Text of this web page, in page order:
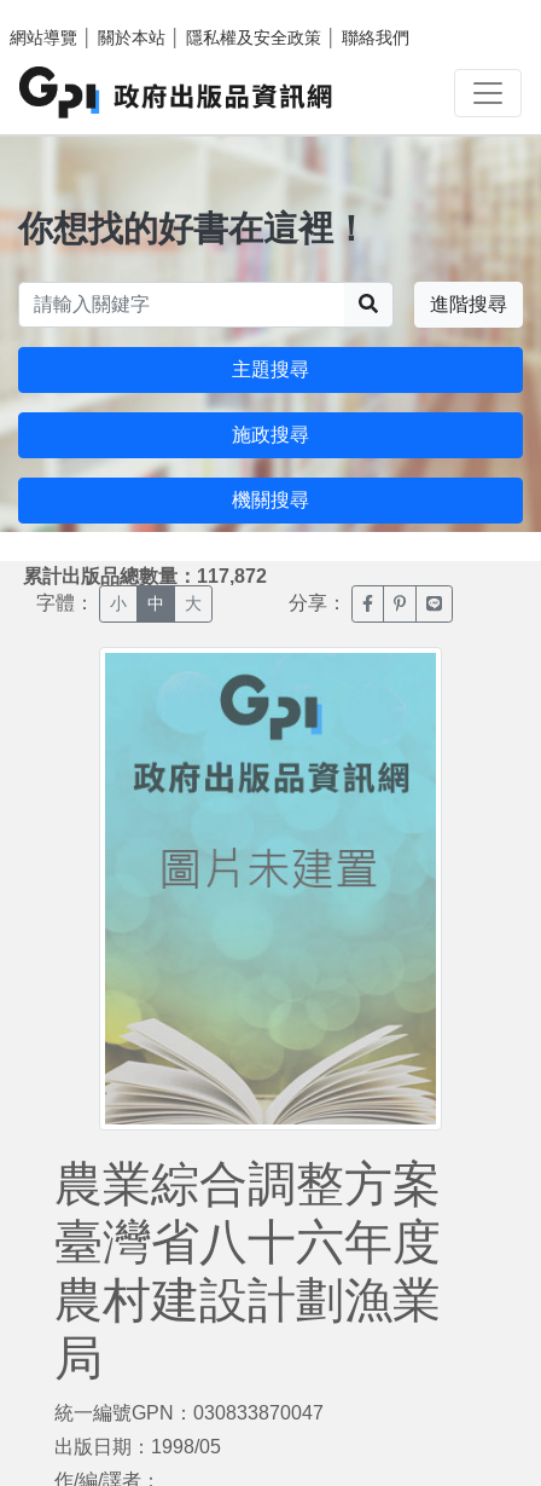
網站導覽
關於本站 隱私權及安全政策 聯絡我們
你想找的好書在這裡！
進階搜尋
主題搜尋
施政搜尋
機關搜尋
累計出版品總數量：117,872
字體： 小 中 大 分享： 臉書分享(另開新視窗)
噗浪分享(另開新
Line分享(另
農業綜合調整方案
臺灣省八十六年度
農村建設計劃漁業
局
統一編號GPN：030833870047
出版日期：1998/05
作/編/譯者：